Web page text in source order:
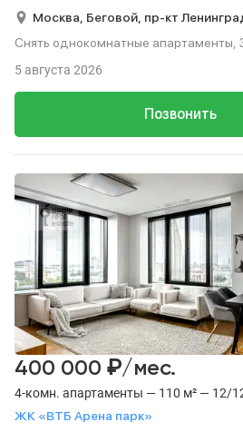
Москва, Беговой, пр-кт
Снять однокомнатные апартаменты,
Позвонить
5 августа 2026
4-комн. апартаменты — 110 м² — 12/
ЖК «ВТБ Арена парк»
400 000 ₽/мес.